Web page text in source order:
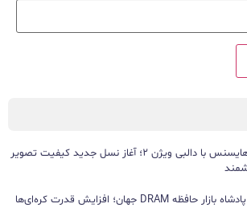
تلویزیون‌های ۲۰۲۶ هایسنس با دالبی ویژن ۲؛ آغاز نسل جدید کیفیت تصویر
سامسونگ همچنان پادشاه بازار حافظه DRAM جهان؛ افزایش قدرت کره‌ای‌ها